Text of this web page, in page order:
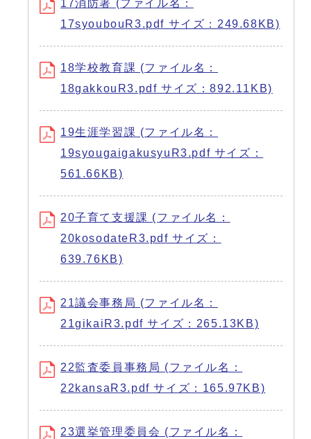
17消防署 (ファイル名：
17syoubouR3.pdf サイズ：249.68KB)
18学校教育課 (ファイル名：
18gakkouR3.pdf サイズ：892.11KB)
19生涯学習課 (ファイル名：
19syougaigakusyuR3.pdf サイズ：
561.66KB)
20子育て支援課 (ファイル名：
20kosodateR3.pdf サイズ：
639.76KB)
21議会事務局 (ファイル名：
21gikaiR3.pdf サイズ：265.13KB)
22監査委員事務局 (ファイル名：
22kansaR3.pdf サイズ：165.97KB)
23選挙管理委員会 (ファイル名：